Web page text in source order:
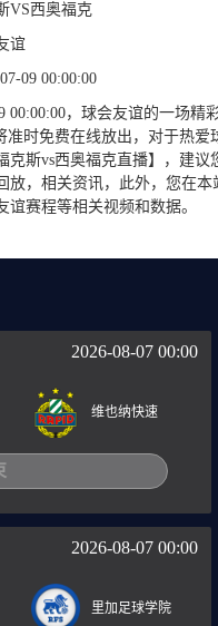
VS西奥福克
谊
09 00:00:00
00:00:00，球会友谊的一场
准时免费在线放出，对于热
克斯vs西奥福克直播】，建议
放，相关资讯，此外，您在
谊赛程等相关视频和数据。
2026-08-07 00:00
维也纳快速
2026-08-07 00:00
里加足球学院